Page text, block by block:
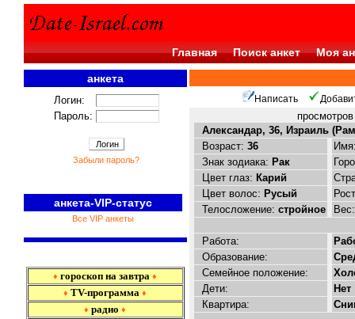
Главная Поиск анкет Моя
анкета
Логин:
Пароль:
Забыли пароль?
анкета-VIP-статус
Все VIP анкеты
♦ гороскоп на завтра ♦
♦ TV-программа ♦
♦ радио ♦
Написать
Александар, 36, Израиль
Возраст: 36
Знак зодиака: Рак
Цвет глаз: Карий
Цвет волос: Русый
Телосложение: стройное
Работа:
Образование:
Семейное положение:
Дети:
Нет
Квартира: